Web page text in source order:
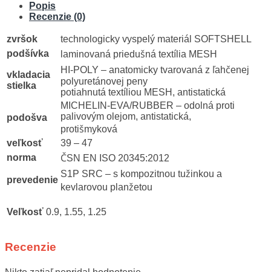
Popis
Recenzie (0)
zvršok
technologicky vyspelý materiál SOFTSHELL
podšívka
laminovaná priedušná textília MESH
vkladacia
stielka
HI-POLY – anatomicky tvarovaná z ľahčenej
polyuretánovej peny
potiahnutá textíliou MESH, antistatická
podošva
MICHELIN-EVA/RUBBER – odolná proti
palivovým olejom, antistatická,
protišmyková
veľkosť
39 – 47
norma
ČSN EN ISO 20345:2012
prevedenie
S1P SRC – s kompozitnou tužinkou a
kevlarovou planžetou
Veľkosť 0.9, 1.55, 1.25
Recenzie